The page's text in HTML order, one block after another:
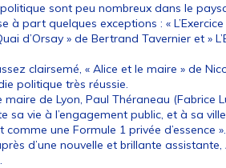
sont peu nombreux dans le
à part quelques exceptions : « L’Exercice
d’Orsay » de Bertrand Tavernier et »
clairsemé, « Alice et le maire » de
politique très réussie.
maire de Lyon, Paul Théraneau (Fabrice
sa vie à l’engagement public, et à sa
une Formule 1 privée d’essence
d’une nouvelle et brillante assistante,